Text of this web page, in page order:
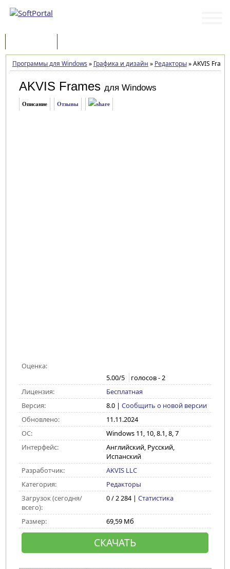
Программы для Windows » Графика и дизайн » Редакторы»AKVIS
AKVIS Frames для Windows
Описание Отзывы
Оценка:
5.00/5 голосов -2
Лицензия:
Бесплатная
Версия:
8.0| Сообщить о новой версии
Обновлено:
11.11.2024
ОС:
Windows 11, 10, 8.1, 8, 7
Интерфейс:
Английский, Русский,
Испанский
Разработчик:
AKVIS LLC
Категория:
Редакторы
Загрузок (сегодня/
всего):
0 / 2 284 | Статистика
Размер: 69,59 Мб
СКАЧАТЬ